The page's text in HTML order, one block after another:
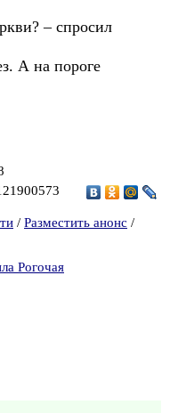
– спросил
А на пороге
/ Разместить анонс /
Рогочая